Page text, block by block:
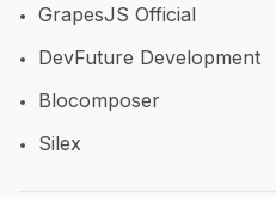
GrapesJS Official
DevFuture Development
Blocomposer
Silex